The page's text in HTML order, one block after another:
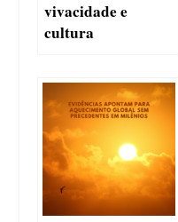
vivacidade e
cultura